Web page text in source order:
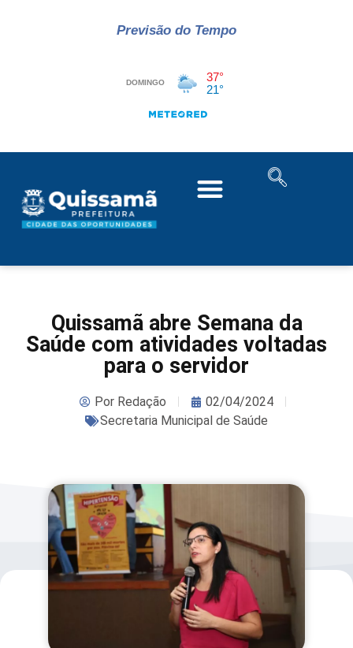
Previsão do Tempo
Quissamã abre Semana da
Saúde com atividades voltadas
para o servidor
PorRedação
02/04/2024
Secretaria Municipal de Saúde